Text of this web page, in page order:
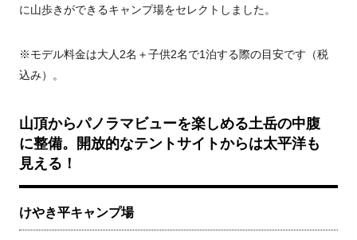
に山歩きができるキャンプ場をセレクトしました。
※モデル料金は大人2名＋子供2名で1泊する際の目安です（税
込み）。
山頂からパノラマビューを楽しめる土岳の中腹
に整備。開放的なテントサイトからは太平洋も
見える！
けやき平キャンプ場